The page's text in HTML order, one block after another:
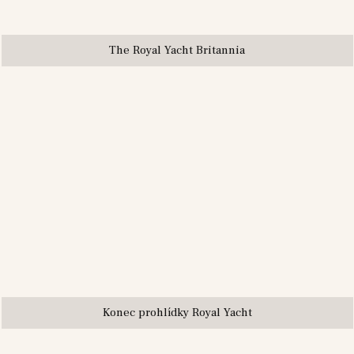
The Royal Yacht Britannia
Konec prohlídky Royal Yacht